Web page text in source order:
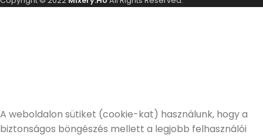
A weboldalon sütiket (cookie-kat) használunk, hogy a
biztonságos böngészés mellett a legjobb felhasználói